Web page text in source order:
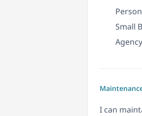
Small
I can